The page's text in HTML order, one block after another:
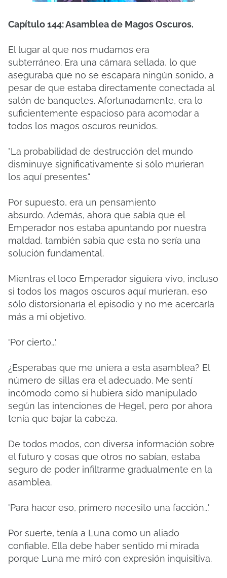
Capítulo 144: Asamblea de Magos Oscuros.
El lugar al que nos mudamos era
subterráneo. Era una cámara sellada, lo que
aseguraba que no se escapara ningún sonido, a
pesar de que estaba directamente conectada al
salón de banquetes. Afortunadamente, era lo
suficientemente espacioso para acomodar a
todos los magos oscuros reunidos.
"La probabilidad de destrucción del mundo
disminuye significativamente si sólo murieran
los aquí presentes."
Por supuesto, era un pensamiento
absurdo. Además, ahora que sabía que el
Emperador nos estaba apuntando por nuestra
maldad, también sabía que esta no sería una
solución fundamental.
Mientras el loco Emperador siguiera vivo, incluso
si todos los magos oscuros aquí murieran, eso
sólo distorsionaría el episodio y no me acercaría
más a mi objetivo.
'Por cierto...'
¿Esperabas que me uniera a esta asamblea? El
número de sillas era el adecuado. Me sentí
incómodo como si hubiera sido manipulado
según las intenciones de Hegel, pero por ahora
tenía que bajar la cabeza.
De todos modos, con diversa información sobre
el futuro y cosas que otros no sabían, estaba
seguro de poder infiltrarme gradualmente en la
asamblea.
'Para hacer eso, primero necesito una facción...'
Por suerte, tenía a Luna como un aliado
confiable. Ella debe haber sentido mi mirada
porque Luna me miró con expresión inquisitiva.